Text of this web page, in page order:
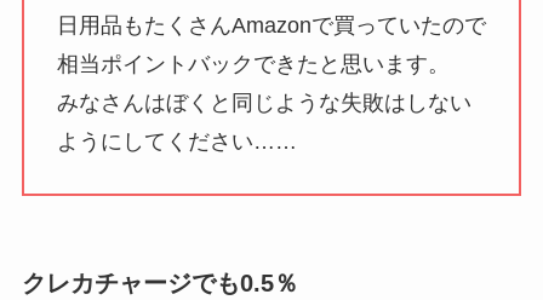
日用品もたくさんAmazonで買っていたので
相当ポイントバックできたと思います。
みなさんはぼくと同じような失敗はしない
ようにしてください……
クレカチャージでも0.5％